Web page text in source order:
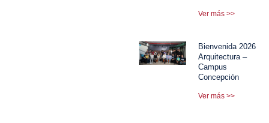
Ver más >>
Bienvenida 2026
Arquitectura –
Campus
Concepción
Ver más >>